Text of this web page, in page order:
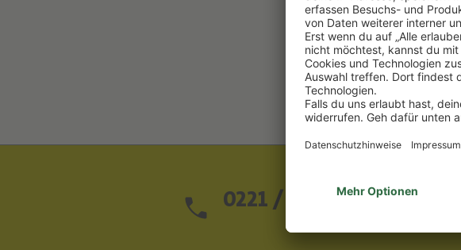
0221 / 13 97 28 - 0